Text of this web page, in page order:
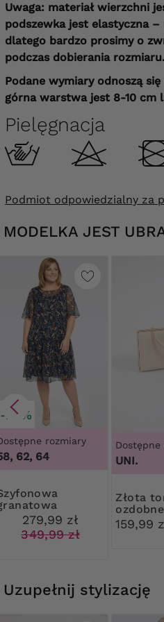
Uwaga: materiał wierzchni
podszewka jest elastyczna
dlatego bardzo prosimy o
podczas dobierania rozmiaru.
Podane wymiary odnoszą
górna warstwa jest 8-10 cm
Pielęgnacja
Podmiot odpowiedzialny za
MODELKA JEST
-20%
rozmiary
62, 64
w kwiaty
279,99 zł
349,99 zł
UNI.
Złota torebka
159,99
Uzupełnij stylizację